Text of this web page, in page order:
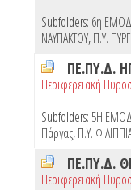
Subfolders: 6η
ΝΑΥΠΑΚΤΟΥ,Π.Υ.
ΠΕ.ΠΥ.Δ.
Περιφερειακή
Subfolders: 5Η
Πάργας,Π.Υ.
ΠΕ.ΠΥ.Δ.
Περιφερειακή